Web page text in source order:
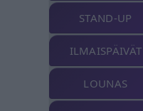
STAND-UP
ILMAISPÄIVÄT
LOUNAS